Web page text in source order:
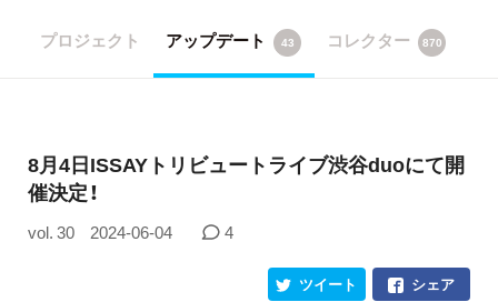
プロジェクト アップデート 43 コレクター 870
8月4日ISSAYトリビュートライブ渋谷duoにて開
催決定！
vol. 30 2024-06-04 4
シェア
ツイート